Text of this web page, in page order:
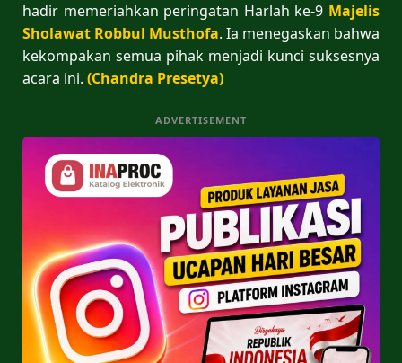
hadir memeriahkan peringatan Harlah ke-9 Majelis
Sholawat Robbul Musthofa. Ia menegaskan bahwa
kekompakan semua pihak menjadi kunci suksesnya
acara ini. (Chandra Presetya)
ADVERTISEMENT